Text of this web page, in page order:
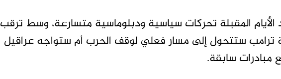
المقبلة تحركات سياسية ودبلوماسية متسارعة، وسط ترقب
ترامب ستتحول إلى مسار فعلي لوقف الحرب أم ستواجه عراقيل
سابقة.